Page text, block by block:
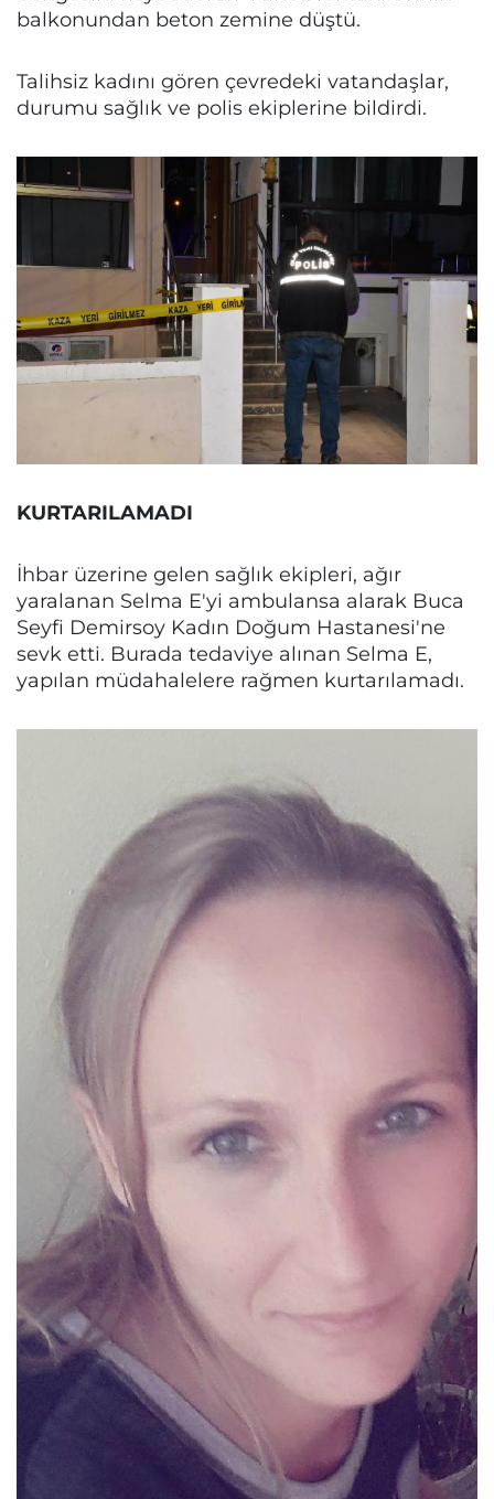
balkonundan beton zemine düştü.
Talihsiz kadını gören çevredeki vatandaşlar,
durumu sağlık ve polis ekiplerine bildirdi.
KURTARILAMADI
İhbar üzerine gelen sağlık ekipleri, ağır
yaralanan Selma E'yi ambulansa alarak Buca
Seyfi Demirsoy Kadın Doğum Hastanesi'ne
sevk etti. Burada tedaviye alınan Selma E,
yapılan müdahalelere rağmen kurtarılamadı.